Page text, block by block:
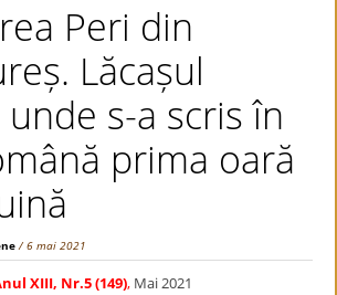
Peri din
Lăcașul
s-a scris în
prima oară
/ 6 mai 2021
XIII, Nr.5 (149), Mai 2021